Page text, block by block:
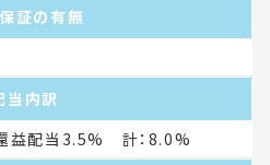
証の有無
当内訳
益配当3.5% 計：8.0%